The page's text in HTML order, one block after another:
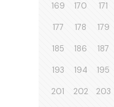
169 170 171
177 178 179
185 186 187
193 194 195
201 202 203